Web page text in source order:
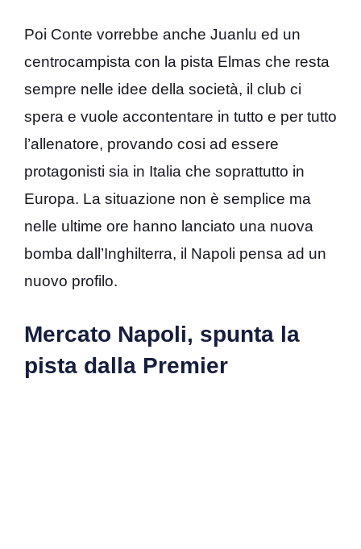
Poi Conte vorrebbe anche Juanlu ed un
centrocampista con la pista Elmas che resta
sempre nelle idee della società, il club ci
spera e vuole accontentare in tutto e per tutto
l’allenatore, provando cosi ad essere
protagonisti sia in Italia che soprattutto in
Europa. La situazione non è semplice ma
nelle ultime ore hanno lanciato una nuova
bomba dall’Inghilterra, il Napoli pensa ad un
nuovo profilo.
Mercato Napoli, spunta la
pista dalla Premier